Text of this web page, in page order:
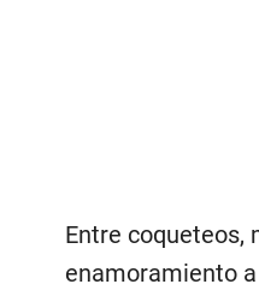
Entre coqueteos,
enamoramiento